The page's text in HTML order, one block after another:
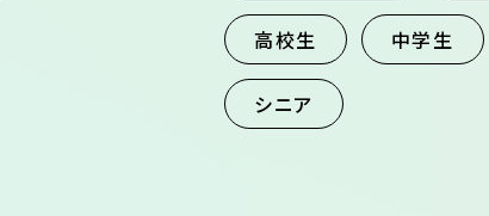
高校生 中学生
シニア